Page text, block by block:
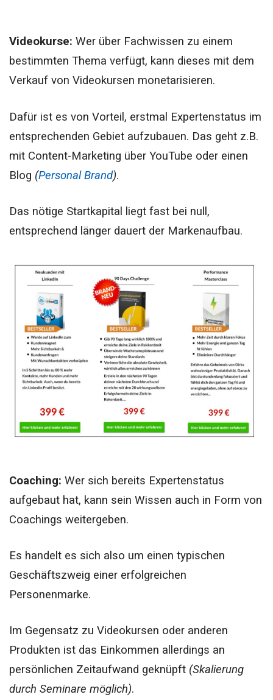
Videokurse: Wer über Fachwissen zu einem
bestimmten Thema verfügt, kann dieses mit dem
Verkauf von Videokursen monetarisieren.
Dafür ist es von Vorteil, erstmal Expertenstatus im
entsprechenden Gebiet aufzubauen. Das geht z.B.
mit Content-Marketing über YouTube oder einen
Blog (Personal Brand).
Das nötige Startkapital liegt fast bei null,
entsprechend länger dauert der Markenaufbau.
Coaching: Wer sich bereits Expertenstatus
aufgebaut hat, kann sein Wissen auch in Form von
Coachings weitergeben.
Es handelt es sich also um einen typischen
Geschäftszweig einer erfolgreichen
Personenmarke.
Im Gegensatz zu Videokursen oder anderen
Produkten ist das Einkommen allerdings an
persönlichen Zeitaufwand geknüpft (Skalierung
durch Seminare möglich).